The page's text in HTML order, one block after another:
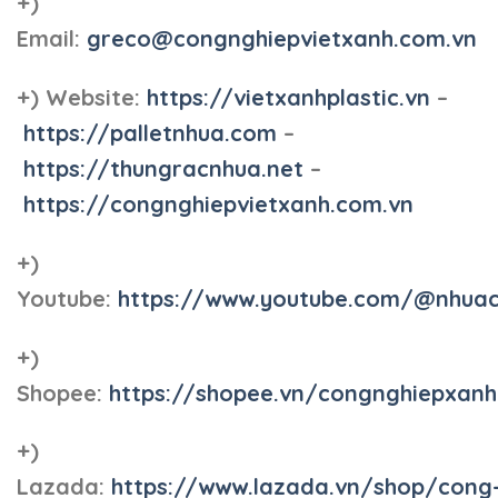
Email: greco@congnghiepvietxanh.com.vn
+) Website: https://vietxanhplastic.vn –
https://palletnhua.com –
https://thungracnhua.net –
https://congnghiepvietxanh.com.vn
+)
Youtube: https://www.youtube.com/
+)
Shopee: https://shopee.vn/
+)
Lazada: https://www.lazada.vn/shop/